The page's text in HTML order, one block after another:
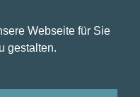
Webseite für Sie
gestalten.